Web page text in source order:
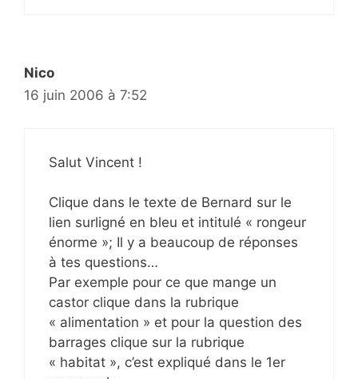
Nico
16 juin 2006 à 7:52
Salut Vincent !
Clique dans le texte de Bernard sur le
lien surligné en bleu et intitulé « rongeur
énorme »; Il y a beaucoup de réponses
à tes questions…
Par exemple pour ce que mange un
castor clique dans la rubrique
« alimentation » et pour la question des
barrages clique sur la rubrique
« habitat », c’est expliqué dans le 1er